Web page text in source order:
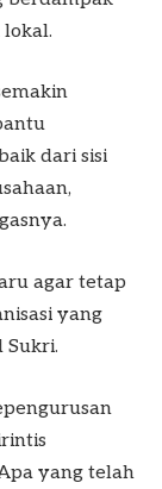
dari sisi
agar tetap
yang
yang telah